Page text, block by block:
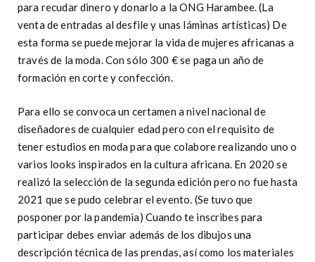
para recudar dinero y donarlo a la ONG Harambee. (La
venta de entradas al desfile y unas láminas artísticas) De
esta forma se puede mejorar la vida de mujeres africanas a
través de la moda. Con sólo 300 € se paga un año de
formación en corte y confección.
Para ello se convoca un certamen a nivel nacional de
diseñadores de cualquier edad pero con el requisito de
tener estudios en moda para que colabore realizando uno o
varios looks inspirados en la cultura africana. En 2020 se
realizó la selección de la segunda edición pero no fue hasta
2021 que se pudo celebrar el evento. (Se tuvo que
posponer por la pandemia) Cuando te inscribes para
participar debes enviar además de los dibujos una
descripción técnica de las prendas, así como los materiales